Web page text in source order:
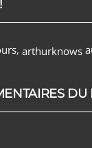
arthurknows
DU